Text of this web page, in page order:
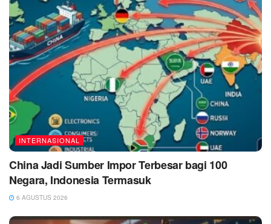
INTERNASIONAL
China Jadi Sumber Impor Terbesar bagi 100
Negara, Indonesia Termasuk
6 AGUSTUS 2026